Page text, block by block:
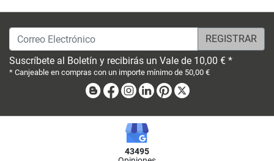
Correo Electrónico
Suscríbete al Boletín y recibirás un Vale de 10,00 € *
* Canjeable en compras con un importe mínimo de 50,00 €
BlogFacebook
Instagram
LinkedinPinterest
43495